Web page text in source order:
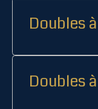
Doubles